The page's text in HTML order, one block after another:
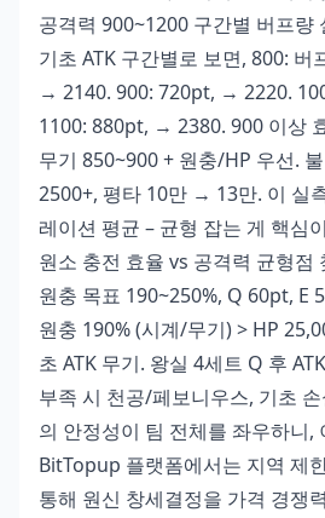
공격력 900~1200 구간별 버프량
기초 ATK 구간별로 보면, 800: 버
→ 2140. 900: 720pt, → 2220.
1100: 880pt, → 2380. 900 이상
무기 850~900 + 원충/HP 우선.
2500+, 평타 10만 → 13만. 이 실
레이션 평균 – 균형 잡는 게 핵심
원소 충전 효율 vs 공격력 균형점
원충 목표 190~250%, Q 60pt, E
원충 190% (시계/무기) > HP
초 ATK 무기. 왕실 4세트 Q 후
부족 시 천공/페보니우스, 기초
의 안정성이 팀 전체를 좌우하니,
BitTopup 플랫폼에서는 지역 제
통해 원신 창세결정을 가격 경쟁